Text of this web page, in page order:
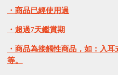
・商品已經使用過
・超過7天鑑賞期
・商品為接觸性商品，如：入
等。